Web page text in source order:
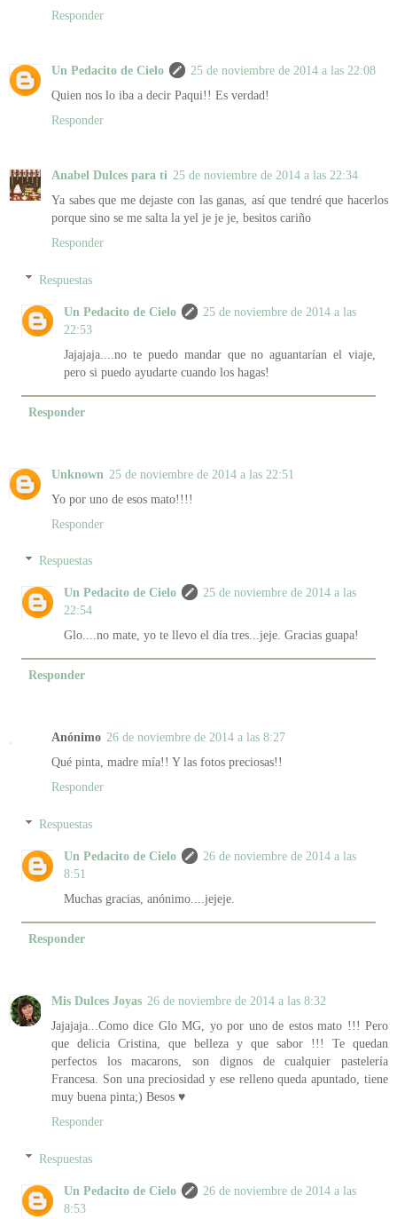
Responder
Un Pedacito de Cielo
25 de noviembre de 2014 a las 22:08
Quien nos lo iba a decir Paqui!! Es verdad!
Responder
Anabel Dulces para ti 25 de noviembre de 2014 a las 22:34
Ya sabes que me dejaste con las ganas, así que tendré que hacerlos
porque sino se me salta la yel je je je, besitos cariño
Responder
Respuestas
Un Pedacito de Cielo
25 de noviembre de 2014 a las
22:53
Jajajaja....no te puedo mandar que no aguantarían el viaje,
pero si puedo ayudarte cuando los hagas!
Responder
Unknown 25 de noviembre de 2014 a las 22:51
Yo por uno de esos mato!!!!
Responder
Respuestas
Un Pedacito de Cielo
25 de noviembre de 2014 a las
22:54
Glo....no mate, yo te llevo el día tres...jeje. Gracias guapa!
Responder
Anónimo 26 de noviembre de 2014 a las 8:27
Qué pinta, madre mía!! Y las fotos preciosas!!
Responder
Respuestas
Un Pedacito de Cielo
26 de noviembre de 2014 a las
8:51
Muchas gracias, anónimo....jejeje.
Responder
Mis Dulces Joyas 26 de noviembre de 2014 a las 8:32
Jajajaja...Como dice Glo MG, yo por uno de estos mato !!! Pero
que delicia Cristina, que belleza y que sabor !!! Te quedan
perfectos los macarons, son dignos de cualquier pastelería
Francesa. Son una preciosidad y ese relleno queda apuntado, tiene
muy buena pinta;) Besos ♥
Responder
Respuestas
Un Pedacito de Cielo
26 de noviembre de 2014 a las
8:53